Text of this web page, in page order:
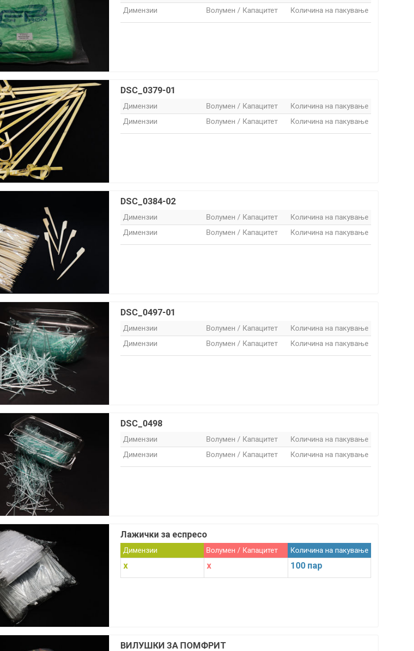
Димензии
Волумен / Капацитет Количина на пакување
DSC_0379-01
Димензии Волумен / Капацитет
Количина на пакување
Димензии
Волумен / Капацитет Количина на пакување
DSC_0384-02
Димензии Волумен / Капацитет
Количина на пакување
Димензии
Волумен / Капацитет Количина на пакување
DSC_0497-01
Димензии Волумен / Капацитет
Количина на пакување
Димензии
Волумен / Капацитет Количина на пакување
DSC_0498
Димензии Волумен / Капацитет
Количина на пакување
Димензии
Волумен / Капацитет Количина на пакување
Лажички за еспресо
Димензии Волумен / Капацитет Количина на пакување
x x 100 пар
ВИЛУШКИ ЗА ПОМФРИТ